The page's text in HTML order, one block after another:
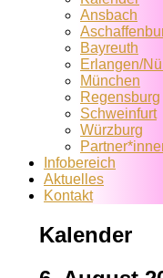
Ansbach
Bayreuth
Erlangen/
München
Regensburg
Schweinfurt
Würzburg
Infobereich
Aktuelles
Kontakt
Kalender